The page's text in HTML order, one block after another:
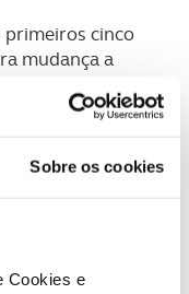
Sobre os cookies
Cookies e
primeiros cinco
mudança a
para 16,340
subúrbios da